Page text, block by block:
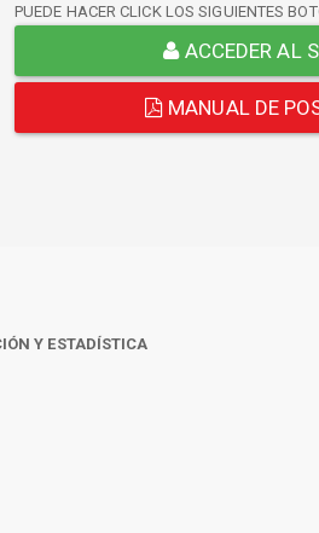
PUEDE HACER CLICK LOS SIGUIENTES
ACCEDER AL
MANUAL DE
Y ESTADÍSTICA